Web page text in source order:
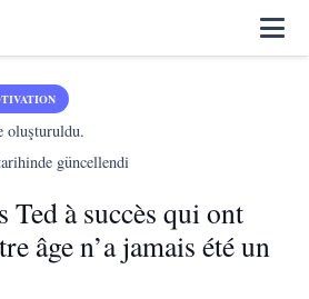
oluşturuldu.
güncellendi
Ted à succès qui ont
âge n’a jamais été un